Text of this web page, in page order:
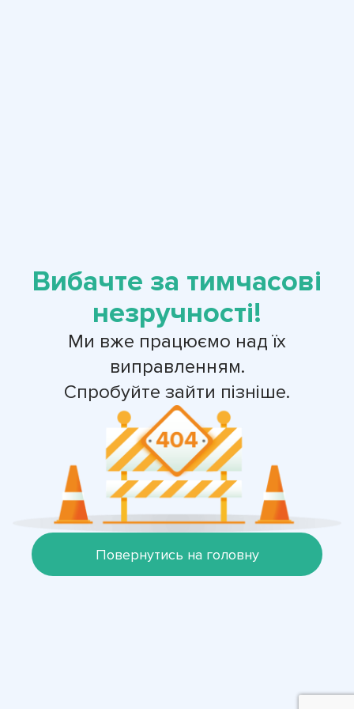
Вибачте за тимчасові
незручності!
Ми вже працюємо над їх
виправленням.
Спробуйте зайти пізніше.
Повернутись на головну